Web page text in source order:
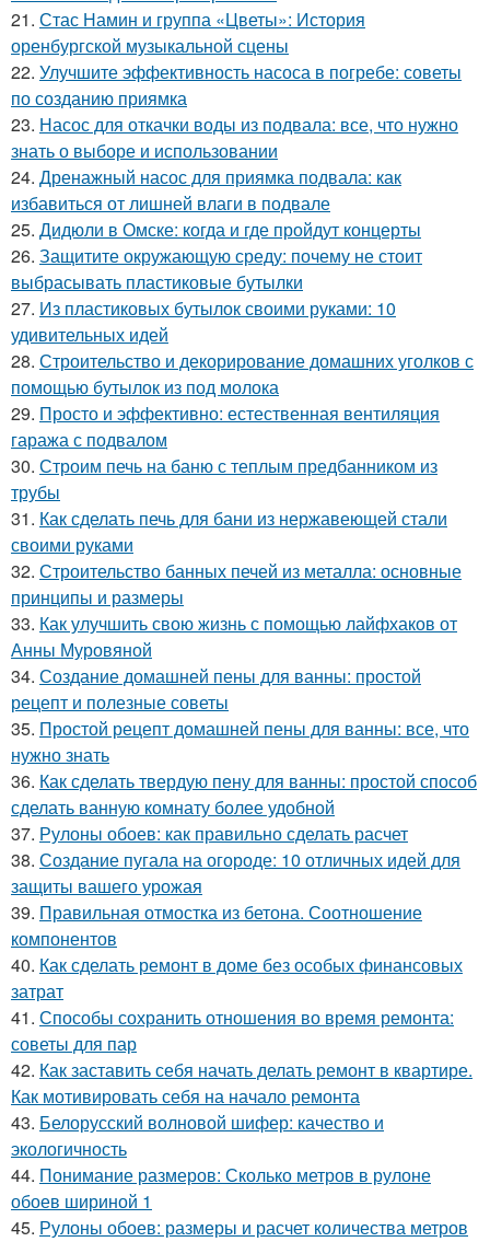
21. Стас Намин и группа «Цветы»: История
оренбургской музыкальной сцены
22. Улучшите эффективность насоса в погребе: советы
по созданию приямка
23. Насос для откачки воды из подвала: все, что нужно
знать о выборе и использовании
24. Дренажный насос для приямка подвала: как
избавиться от лишней влаги в подвале
25. Дидюли в Омске: когда и где пройдут концерты
26. Защитите окружающую среду: почему не стоит
выбрасывать пластиковые бутылки
27. Из пластиковых бутылок своими руками: 10
удивительных идей
28. Строительство и декорирование домашних уголков с
помощью бутылок из под молока
29. Просто и эффективно: естественная вентиляция
гаража с подвалом
30. Строим печь на баню с теплым предбанником из
трубы
31. Как сделать печь для бани из нержавеющей стали
своими руками
32. Строительство банных печей из металла: основные
принципы и размеры
33. Как улучшить свою жизнь с помощью лайфхаков от
Анны Муровяной
34. Создание домашней пены для ванны: простой
рецепт и полезные советы
35. Простой рецепт домашней пены для ванны: все, что
нужно знать
36. Как сделать твердую пену для ванны: простой способ
сделать ванную комнату более удобной
37. Рулоны обоев: как правильно сделать расчет
38. Создание пугала на огороде: 10 отличных идей для
защиты вашего урожая
39. Правильная отмостка из бетона. Соотношение
компонентов
40. Как сделать ремонт в доме без особых финансовых
затрат
41. Способы сохранить отношения во время ремонта:
советы для пар
42. Как заставить себя начать делать ремонт в квартире.
Как мотивировать себя на начало ремонта
43. Белорусский волновой шифер: качество и
экологичность
44. Понимание размеров: Сколько метров в рулоне
обоев шириной 1
45. Рулоны обоев: размеры и расчет количества метров